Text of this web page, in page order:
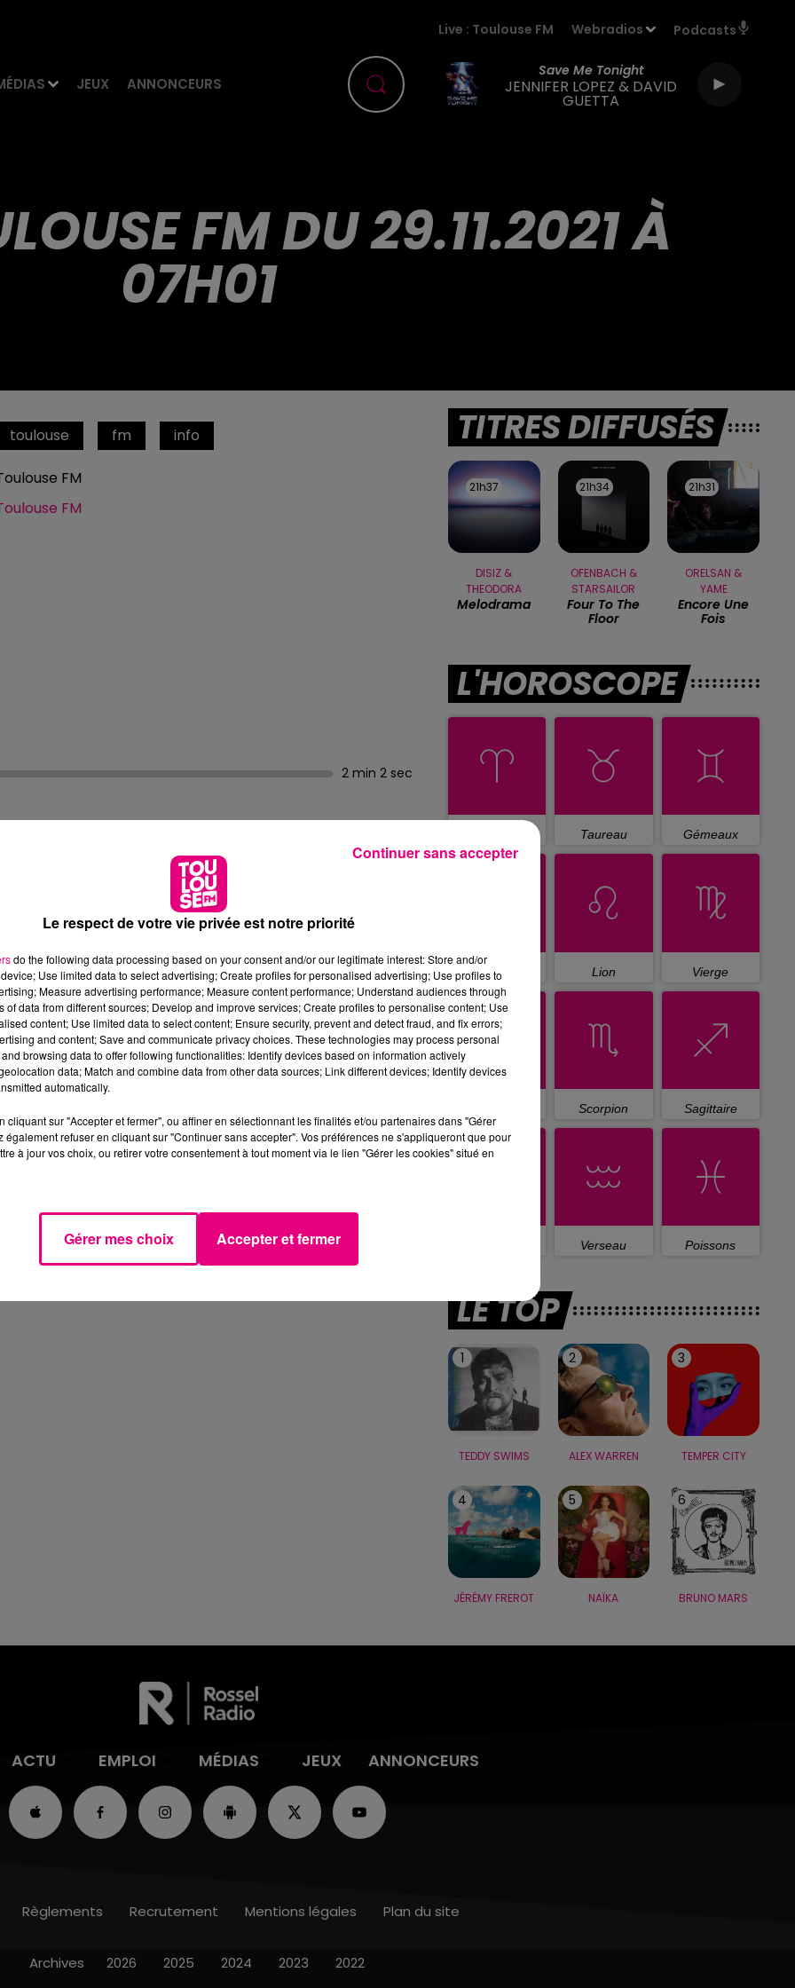
JEUX ANNONCEURS
Live : Toulouse FM Webradios Podcasts
Save Me Tonight
JENNIFER LOPEZ & DAVID
GUETTA
FM DU 29.11.2021 À
07H01
toulouse fm info
FM
FM
2 min 2 sec
TITRES DIFFUSÉS
21h37
21h37
DISIZ &
THEODORA
Melodrama
21h34
21h34
OFENBACH &
STARSAILOR
Four To The
Floor
21h31
21h31
ORELSAN &
YAME
Encore Une
Fois
L'HOROSCOPE
Taureau Gémeaux
Cancer Lion Vierge
Scorpion Sagittaire
Verseau Poissons
LE TOP
1
TEDDY SWIMS
2
ALEX WARREN
3
TEMPER CITY
4
JÉRÉMY FREROT
5
NAÏKA
6
BRUNO MARS
ACTU EMPLOI MÉDIAS JEUX ANNONCEURS
Règlements Recrutement Mentions légales Plan du site
Archives 2026 2025 2024 2023 2022
Le respect de votre vie privée est notre priorité
do the following data processing based on your consent and/or our legitimate interest: Store and/or
Use limited data to select advertising; Create profiles for personalised advertising; Use profiles to
Measure advertising performance; Measure content performance; Understand audiences through
of data from different sources; Develop and improve services; Create profiles to personalise content; Use
content; Use limited data to select content; Ensure security, prevent and detect fraud, and fix errors;
and content; Save and communicate privacy choices. These technologies may process personal
browsing data to offer following functionalities: Identify devices based on information actively
data; Match and combine data from other data sources; Link different devices; Identify devices
automatically.
cliquant sur "Accepter et fermer", ou affiner en sélectionnant les finalités et/ou partenaires dans "Gérer
également refuser en cliquant sur "Continuer sans accepter". Vos préférences ne s'appliqueront que pour
à jour vos choix, ou retirer votre consentement à tout moment via le lien "Gérer les cookies" situé en
Gérer mes choix Accepter et fermer
Continuer sans accepter